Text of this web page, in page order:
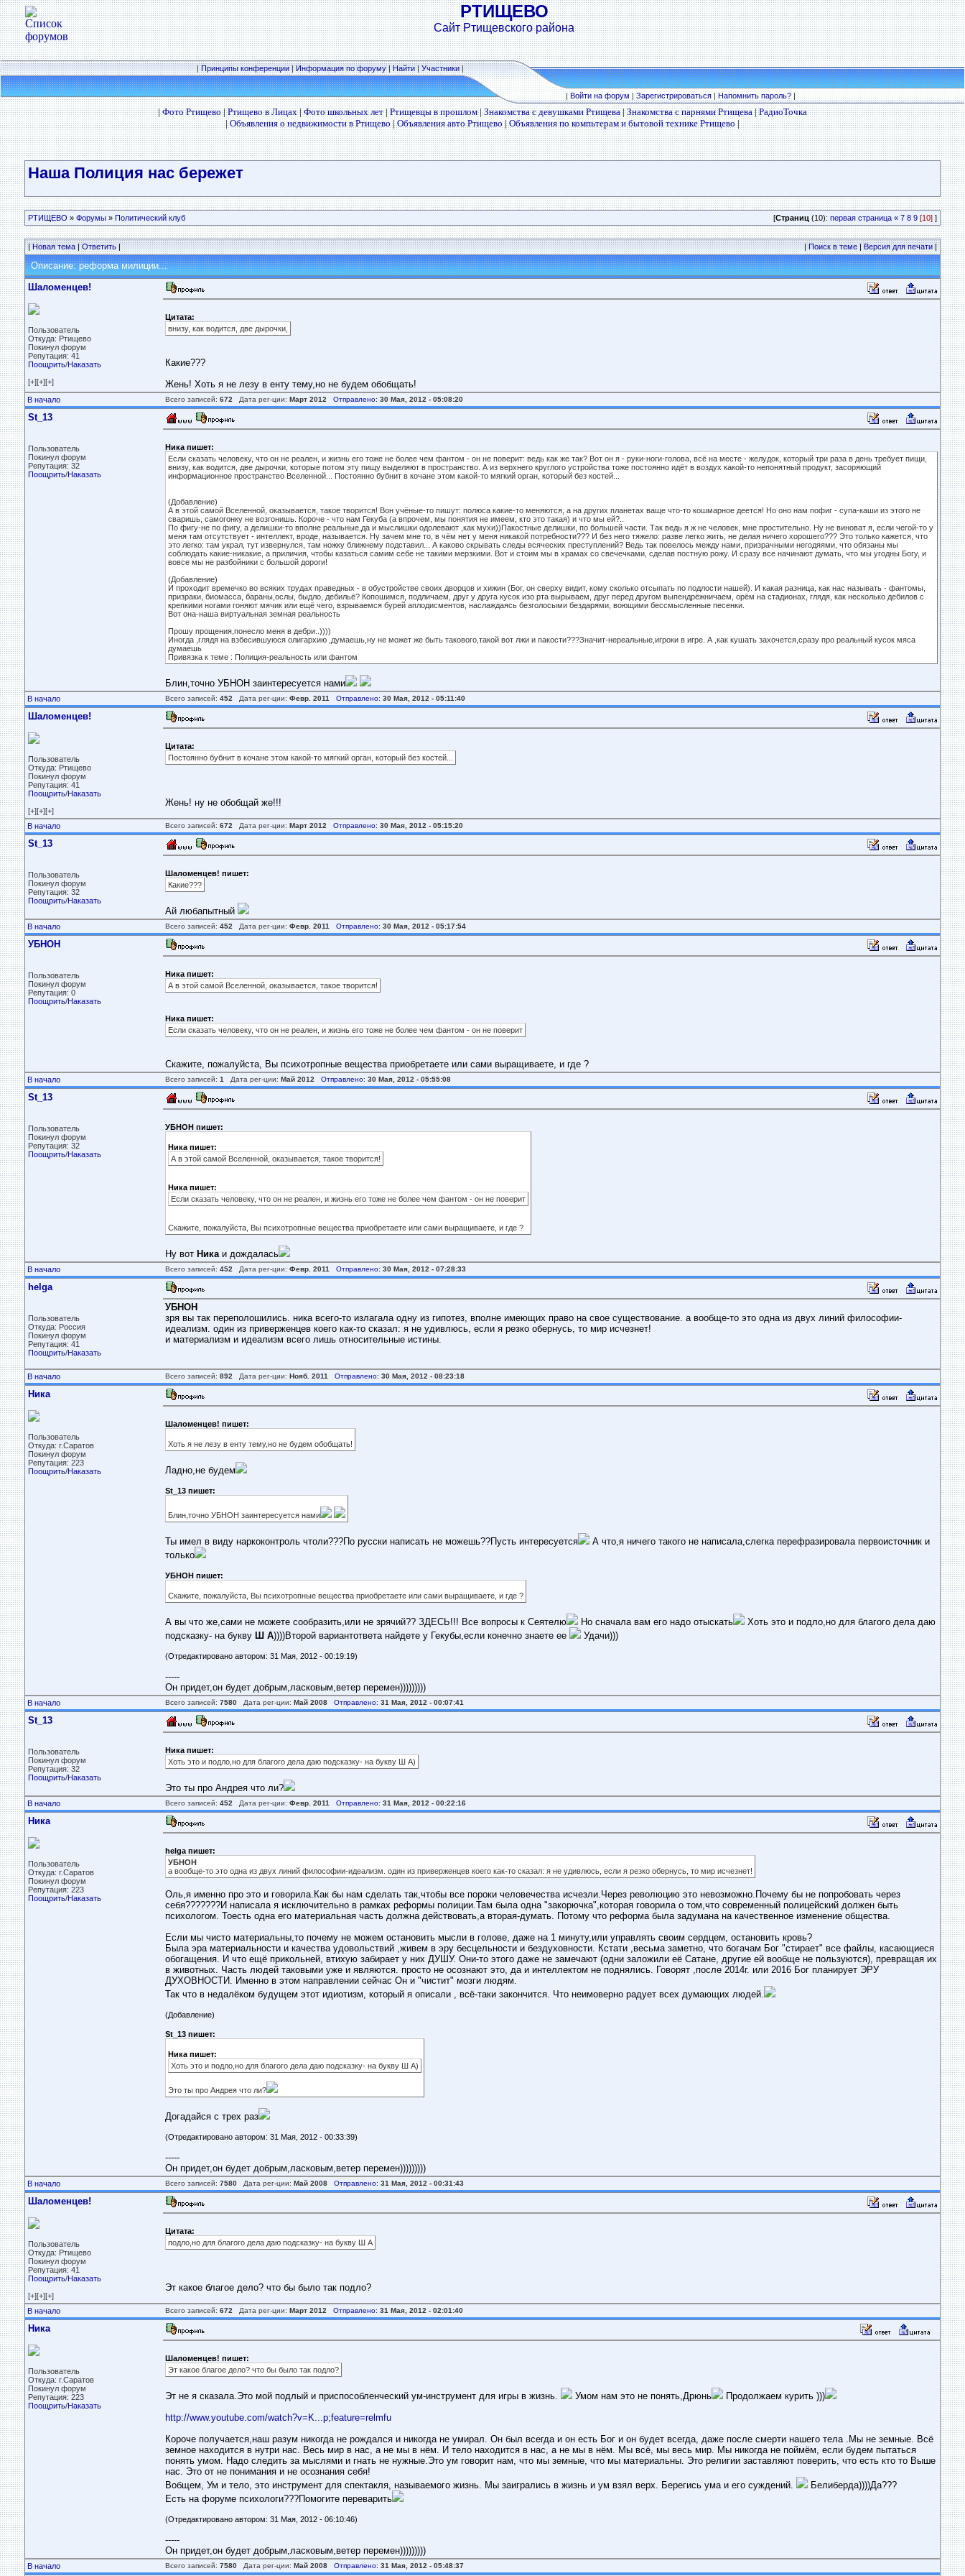
РТИЩЕВО
Сайт Ртищевского района
|Принципы конференции|Информация по форуму|Найти|Участники|
|Войти на форум|Зарегистрироваться|Напомнить пароль?|
|Фото Ртищево|Ртищево в Лицах|Фото школьных лет|Ртищевцы в прошлом|Знакомства с девушками Ртищева|Знакомства с парнями Ртищева|РадиоТочка
|Объявления о недвижимости в Ртищево|Объявления авто Ртищево|Объявления по компьтерам и бытовой технике Ртищево|
Наша Полиция нас бережет
РТИЩЕВО » Форумы » Политический клуб [Страниц (10): первая страница « 7 8 9 [10] ]
|Новая тема|Ответить| |Поиск в теме|Версия для печати|
Описание: реформа милиции...
Шаломенцев!
Пользователь
Откуда: Ртищево
Покинул форум
Репутация: 41
Поощрить/Наказать
[+][+][+]
Цитата:
внизу, как водится, две дырочки,
Какие???
Жень! Хоть я не лезу в енту тему,но не будем обобщать!
В начало Всего записей: 672 Дата рег-ции: Март 2012 Отправлено: 30 Мая, 2012 - 05:08:20
St_13
Пользователь
Покинул форум
Репутация: 32
Поощрить/Наказать
Ника пишет:
Если сказать человеку, что он не реален, и жизнь его тоже не более чем фантом - он не поверит: ведь как же так? Вот он я - руки-ноги-голова, всё на месте - желудок, который три раза в день требует пищи,
внизу, как водится, две дырочки, которые потом эту пищу выделяют в пространство. А из верхнего круглого устройства тоже постоянно идёт в воздух какой-то непонятный продукт, засоряющий
информационное пространство Вселенной... Постоянно бубнит в кочане этом какой-то мягкий орган, который без костей...
(Добавление)
А в этой самой Вселенной, оказывается, такое творится! Вон учёные-то пишут: полюса какие-то меняются, а на других планетах ваще что-то кошмарное деется! Но оно нам пофиг - супа-каши из этого не
сваришь, самогонку не возгонишь. Короче - что нам Гекуба (а впрочем, мы понятия не имеем, кто это такая) и что мы ей?..
По фигу-не по фигу, а делишки-то вполне реальные,да и мыслишки одолевают ,как мухи))Пакостные делишки, по большей части. Так ведь я ж не человек, мне простительно. Ну не виноват я, если чегой-то у
меня там отсутствует - интеллект, вроде, называется. Ну зачем мне то, в чём нет у меня никакой потребности??? И без него тяжело: разве легко жить, не делая ничего хорошего??? Это только кажется, что
это легко: там украл, тут извернулся, там ножку ближнему подставил... А каково скрывать следы всяческих преступлений? Ведь так повелось между нами, призрачными негодяями, что обязаны мы
соблюдать какие-никакие, а приличия, чтобы казаться самим себе не такими мерзкими. Вот и стоим мы в храмах со свечечками, сделав постную рожу. И сразу все начинают думать, что мы угодны Богу, и
вовсе мы не разбойники с большой дороги!
(Добавление)
И проходит времечко во всяких трудах праведных - в обустройстве своих дворцов и хижин (Бог, он сверху видит, кому сколько отсыпать по подлости нашей). И какая разница, как нас называть - фантомы,
призраки, биомасса, бараны,ослы, быдло, дебильё? Копошимся, подличаем, друг у друга кусок изо рта вырываем, друг перед другом выпендрёжничаем, орём на стадионах, глядя, как несколько дебилов с
крепкими ногами гоняют мячик или ещё чего, взрываемся бурей аплодисментов, наслаждаясь безголосыми бездарями, воющими бессмысленные песенки.
Вот она-наша виртуальная земная реальность
Прошу прощения,понесло меня в дебри..))))
Иногда ,глядя на взбесившуюся олигархию ,думаешь,ну не может же быть такового,такой вот лжи и пакости???Значит-нереальные,игроки в игре. А ,как кушать захочется,сразу про реальный кусок мяса
думаешь
Привязка к теме : Полиция-реальность или фантом
Блин,точно УБНОН заинтересуется нами
В начало Всего записей: 452 Дата рег-ции: Февр. 2011 Отправлено: 30 Мая, 2012 - 05:11:40
Шаломенцев!
Пользователь
Откуда: Ртищево
Покинул форум
Репутация: 41
Поощрить/Наказать
[+][+][+]
Цитата:
Постоянно бубнит в кочане этом какой-то мягкий орган, который без костей...
Жень! ну не обобщай же!!!
В начало Всего записей: 672 Дата рег-ции: Март 2012 Отправлено: 30 Мая, 2012 - 05:15:20
St_13
Пользователь
Покинул форум
Репутация: 32
Поощрить/Наказать
Шаломенцев! пишет:
Какие???
Ай любапытный
В начало Всего записей: 452 Дата рег-ции: Февр. 2011 Отправлено: 30 Мая, 2012 - 05:17:54
УБНОН
Пользователь
Покинул форум
Репутация: 0
Поощрить/Наказать
Ника пишет:
А в этой самой Вселенной, оказывается, такое творится!
Ника пишет:
Если сказать человеку, что он не реален, и жизнь его тоже не более чем фантом - он не поверит
Скажите, пожалуйста, Вы психотропные вещества приобретаете или сами выращиваете, и где ?
В начало Всего записей: 1 Дата рег-ции: Май 2012 Отправлено: 30 Мая, 2012 - 05:55:08
St_13
Пользователь
Покинул форум
Репутация: 32
Поощрить/Наказать
УБНОН пишет:
Ника пишет:
А в этой самой Вселенной, оказывается, такое творится!
Ника пишет:
Если сказать человеку, что он не реален, и жизнь его тоже не более чем фантом - он не поверит
Скажите, пожалуйста, Вы психотропные вещества приобретаете или сами выращиваете, и где ?
Ну вот Ника и дождалась
В начало Всего записей: 452 Дата рег-ции: Февр. 2011 Отправлено: 30 Мая, 2012 - 07:28:33
helga
Пользователь
Откуда: Россия
Покинул форум
Репутация: 41
Поощрить/Наказать
УБНОН
зря вы так переполошились. ника всего-то излагала одну из гипотез, вполне имеющих право на свое существование. а вообще-то это одна из двух линий философии-
идеализм. один из приверженцев коего как-то сказал: я не удивлюсь, если я резко обернусь, то мир исчезнет!
и материализм и идеализм всего лишь относительные истины.
В начало Всего записей: 892 Дата рег-ции: Нояб. 2011 Отправлено: 30 Мая, 2012 - 08:23:18
Ника
Пользователь
Откуда: г.Саратов
Покинул форум
Репутация: 223
Поощрить/Наказать
Шаломенцев! пишет:
Хоть я не лезу в енту тему,но не будем обобщать!
Ладно,не будем
St_13 пишет:
Блин,точно УБНОН заинтересуется нами
Ты имел в виду наркоконтроль чтоли???По русски написать не можешь??Пусть интересуется
А что,я ничего такого не написала,слегка перефразировала первоисточник и
только
УБНОН пишет:
Скажите, пожалуйста, Вы психотропные вещества приобретаете или сами выращиваете, и где ?
А вы что же,сами не можете сообразить,или не зрячий?? ЗДЕСЬ!!! Все вопросы к Сеятелю Но сначала вам его надо отыскать
Хоть это и подло,но для благого дела даю
подсказку- на букву Ш А))))Второй вариантответа найдете у Гекубы,если конечно знаете ее Удачи)))
(Отредактировано автором: 31 Мая, 2012 - 00:19:19)
-----
Он придет,он будет добрым,ласковым,ветер перемен)))))))))
В начало Всего записей: 7580 Дата рег-ции: Май 2008 Отправлено: 31 Мая, 2012 - 00:07:41
St_13
Пользователь
Покинул форум
Репутация: 32
Поощрить/Наказать
Ника пишет:
Хоть это и подло,но для благого дела даю подсказку- на букву Ш А)
Это ты про Андрея что ли?
В начало Всего записей: 452 Дата рег-ции: Февр. 2011 Отправлено: 31 Мая, 2012 - 00:22:16
Ника
Пользователь
Откуда: г.Саратов
Покинул форум
Репутация: 223
Поощрить/Наказать
helga пишет:
УБНОН
а вообще-то это одна из двух линий философии-идеализм. один из приверженцев коего как-то сказал: я не удивлюсь, если я резко обернусь, то мир исчезнет!
Оль,я именно про это и говорила.Как бы нам сделать так,чтобы все пороки человечества исчезли.Через революцию это невозможно.Почему бы не попробовать через
себя???????И написала я исключительно в рамках реформы полиции.Там была одна "закорючка",которая говорила о том,что современный полицейский должен быть
психологом. Тоесть одна его материальная часть должна действовать,а вторая-думать. Потому что реформа была задумана на качественное изменение общества.
Если мы чисто материальны,то почему не можем остановить мысли в голове, даже на 1 минуту,или управлять своим сердцем, остановить кровь?
Была эра материальности и качества удовольствий ,живем в эру бесцельности и бездуховности. Кстати ,весьма заметно, что богачам Бог "стирает" все файлы, касающиеся
обогащения. И что ещё прикольней, втихую забирает у них ДУШУ. Они-то этого даже не замечают (одни заложили её Сатане, другие ей вообще не пользуются), превращая их
в животных. Часть людей таковыми уже и являются. просто не осознают это, да и интеллектом не поднялись. Говорят ,после 2014г. или 2016 Бог планирует ЭРУ
ДУХОВНОСТИ. Именно в этом направлении сейчас Он и "чистит" мозги людям.
Так что в недалёком будущем этот идиотизм, который я описали , всё-таки закончится. Что неимоверно радует всех думающих людей.
(Добавление)
St_13 пишет:
Ника пишет:
Хоть это и подло,но для благого дела даю подсказку- на букву Ш А)
Это ты про Андрея что ли?
Догадайся с трех раз
(Отредактировано автором: 31 Мая, 2012 - 00:33:39)
-----
Он придет,он будет добрым,ласковым,ветер перемен)))))))))
В начало Всего записей: 7580 Дата рег-ции: Май 2008 Отправлено: 31 Мая, 2012 - 00:31:43
Шаломенцев!
Пользователь
Откуда: Ртищево
Покинул форум
Репутация: 41
Поощрить/Наказать
[+][+][+]
Цитата:
подло,но для благого дела даю подсказку- на букву Ш А
Эт какое благое дело? что бы было так подло?
В начало Всего записей: 672 Дата рег-ции: Март 2012 Отправлено: 31 Мая, 2012 - 02:01:40
Ника
Пользователь
Откуда: г.Саратов
Покинул форум
Репутация: 223
Поощрить/Наказать
Шаломенцев! пишет:
Эт какое благое дело? что бы было так подло?
Эт не я сказала.Это мой подлый и приспособленческий ум-инструмент для игры в жизнь. Умом нам это не понять,Дрюнь
Продолжаем курить )))
http://www.youtube.com/watch?v=K...p;feature=relmfu
Короче получается,наш разум никогда не рождался и никогда не умирал. Он был всегда и он есть Бог и он будет всегда, даже после смерти нашего тела .Мы не земные. Всё
земное находится в нутри нас. Весь мир в нас, а не мы в нём. И тело находится в нас, а не мы в нём. Мы всё, мы весь мир. Мы никогда не поймём, если будем пытаться
понять умом. Надо следить за мыслями и гнать не нужные.Это ум говорит нам, что мы земные, что мы материальны. Это религии заставляют поверить, что есть кто то Выше
нас. Это от не понимания и не осознания себя!
Вобщем, Ум и тело, это инструмент для спектакля, называемого жизнь. Мы заигрались в жизнь и ум взял верх. Берегись ума и его суждений.
Белиберда))))Да???
Есть на форуме психологи???Помогите переварить
(Отредактировано автором: 31 Мая, 2012 - 06:10:46)
-----
Он придет,он будет добрым,ласковым,ветер перемен)))))))))
В начало Всего записей: 7580 Дата рег-ции: Май 2008 Отправлено: 31 Мая, 2012 - 05:48:37